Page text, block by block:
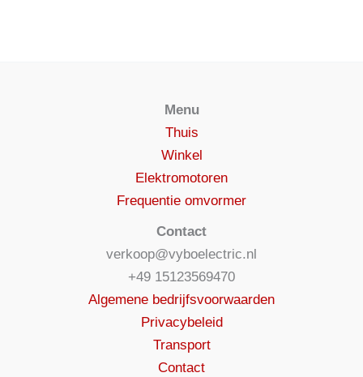
Menu
Thuis
Winkel
Elektromotoren
Frequentie omvormer
Contact
verkoop@vyboelectric.nl
+49 15123569470
Algemene bedrijfsvoorwaarden
Privacybeleid
Transport
Contact